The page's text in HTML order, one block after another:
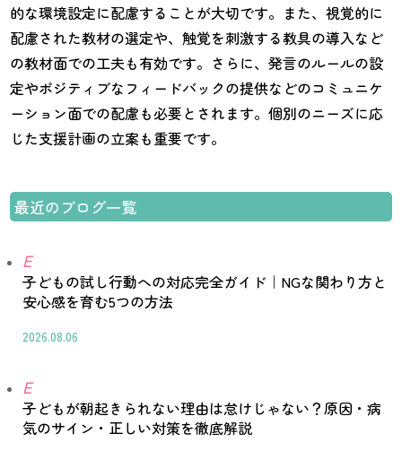
的な環境設定に配慮することが大切です。また、視覚的に
配慮された教材の選定や、触覚を刺激する教具の導入など
の教材面での工夫も有効です。さらに、発言のルールの設
定やポジティブなフィードバックの提供などのコミュニケ
ーション面での配慮も必要とされます。個別のニーズに応
じた支援計画の立案も重要です。
最近のブログ一覧
E
子どもの試し行動への対応完全ガイド｜NGな関わり方と
安心感を育む5つの方法
2026.08.06
E
子どもが朝起きられない理由は怠けじゃない？原因・病
気のサイン・正しい対策を徹底解説